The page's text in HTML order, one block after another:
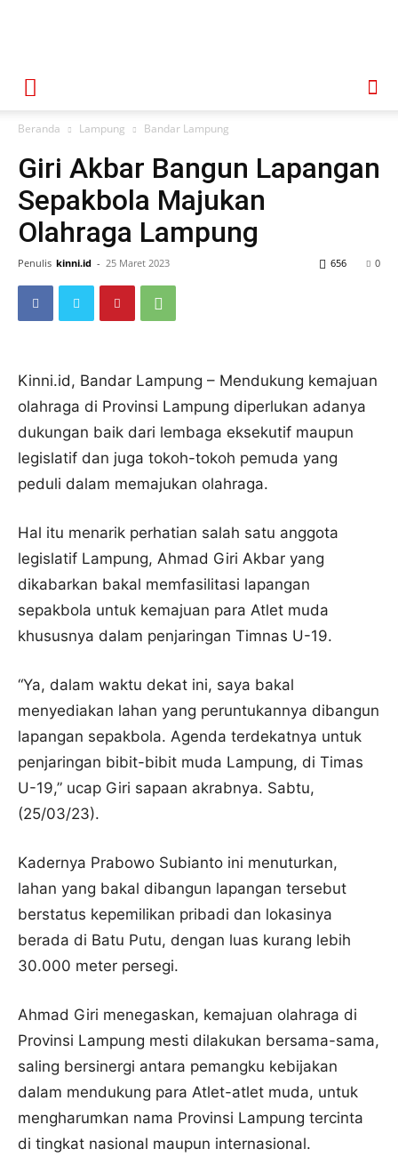
Beranda Lampung Bandar Lampung
Giri Akbar Bangun Lapangan
Sepakbola Majukan
Olahraga Lampung
Penulis kinni.id - 25 Maret 2023 0
656
Kinni.id, Bandar Lampung – Mendukung kemajuan
olahraga di Provinsi Lampung diperlukan adanya
dukungan baik dari lembaga eksekutif maupun
legislatif dan juga tokoh-tokoh pemuda yang
peduli dalam memajukan olahraga.
Hal itu menarik perhatian salah satu anggota
legislatif Lampung, Ahmad Giri Akbar yang
dikabarkan bakal memfasilitasi lapangan
sepakbola untuk kemajuan para Atlet muda
khususnya dalam penjaringan Timnas U-19.
“Ya, dalam waktu dekat ini, saya bakal
menyediakan lahan yang peruntukannya dibangun
lapangan sepakbola. Agenda terdekatnya untuk
penjaringan bibit-bibit muda Lampung, di Timas
U-19,” ucap Giri sapaan akrabnya. Sabtu,
(25/03/23).
Kadernya Prabowo Subianto ini menuturkan,
lahan yang bakal dibangun lapangan tersebut
berstatus kepemilikan pribadi dan lokasinya
berada di Batu Putu, dengan luas kurang lebih
30.000 meter persegi.
Ahmad Giri menegaskan, kemajuan olahraga di
Provinsi Lampung mesti dilakukan bersama-sama,
saling bersinergi antara pemangku kebijakan
dalam mendukung para Atlet-atlet muda, untuk
mengharumkan nama Provinsi Lampung tercinta
di tingkat nasional maupun internasional.